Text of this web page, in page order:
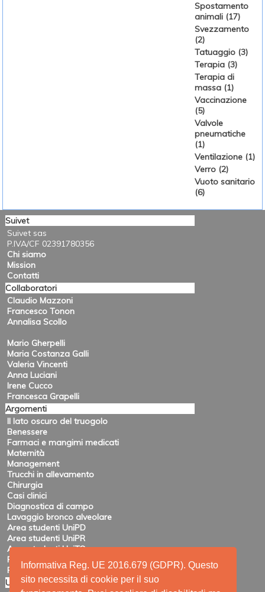
Informativa Reg. UE 2016.679 (GDPR). Questo
sito necessita di cookie per il suo
Spostamento
animali (17)
Svezzamento
(2)
Tatuaggio (3)
Terapia (3)
Terapia di
massa (1)
Vaccinazione
(5)
Valvole
pneumatiche
(1)
Ventilazione (1)
Verro (2)
Vuoto sanitario
(6)
Suivet
Suivet sas
P.IVA/CF 02391780356
Chi siamo
Mission
Contatti
Collaboratori
Claudio Mazzoni
Francesco Tonon
Annalisa Scollo
Mario Gherpelli
Maria Costanza Galli
Valeria Vincenti
Anna Luciani
Irene Cucco
Francesca Grapelli
Argomenti
Il lato oscuro del truogolo
Benessere
Farmaci e mangimi medicati
Maternità
Management
Trucchi in allevamento
Chirurgia
Casi clinici
Diagnostica di campo
Lavaggio bronco alveolare
Area studenti UniPD
Area studenti UniPR
Area studenti UniTO
Recensioni di eventi
Pubblicazioni e ricerca
Utility